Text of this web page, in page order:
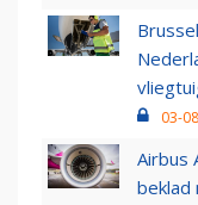
03-
Airbus